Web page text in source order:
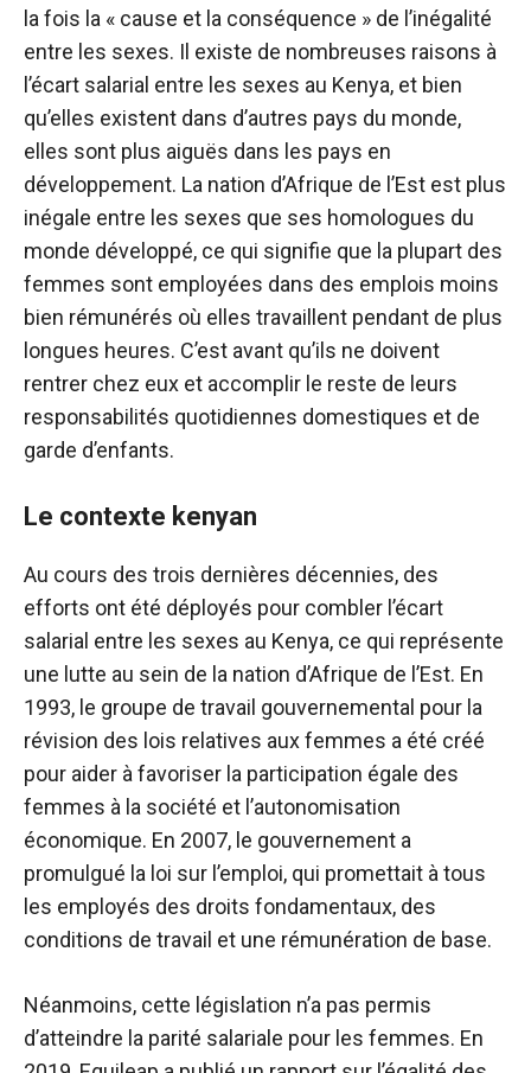
la fois la « cause et la conséquence » de l’inégalité
entre les sexes. Il existe de nombreuses raisons à
l’écart salarial entre les sexes au Kenya, et bien
qu’elles existent dans d’autres pays du monde,
elles sont plus aiguës dans les pays en
développement. La nation d’Afrique de l’Est est plus
inégale entre les sexes que ses homologues du
monde développé, ce qui signifie que la plupart des
femmes sont employées dans des emplois moins
bien rémunérés où elles travaillent pendant de plus
longues heures. C’est avant qu’ils ne doivent
rentrer chez eux et accomplir le reste de leurs
responsabilités quotidiennes domestiques et de
garde d’enfants.
Le contexte kenyan
Au cours des trois dernières décennies, des
efforts ont été déployés pour combler l’écart
salarial entre les sexes au Kenya, ce qui représente
une lutte au sein de la nation d’Afrique de l’Est. En
1993, le groupe de travail gouvernemental pour la
révision des lois relatives aux femmes a été créé
pour aider à favoriser la participation égale des
femmes à la société et l’autonomisation
économique. En 2007, le gouvernement a
promulgué la loi sur l’emploi, qui promettait à tous
les employés des droits fondamentaux, des
conditions de travail et une rémunération de base.
Néanmoins, cette législation n’a pas permis
d’atteindre la parité salariale pour les femmes. En